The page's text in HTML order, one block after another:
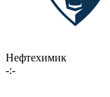
Нефтехимик
-:-